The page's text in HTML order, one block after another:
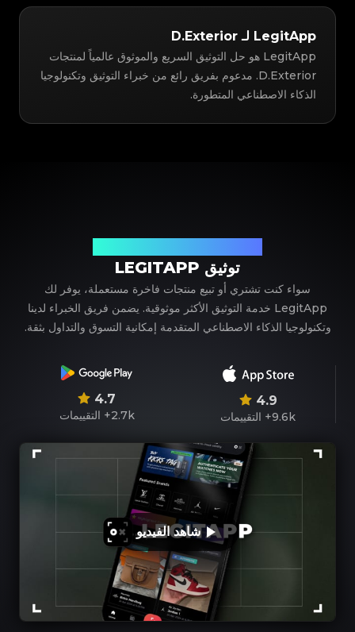
LegitApp لـ D.Exterior
LegitApp هو حل التوثيق السريع والموثوق عالمياً لمنتجات
D.Exterior. مدعوم بفريق رائع من خبراء التوثيق وتكنولوجيا
الذكاء الاصطناعي المتطورة.
توثيق LEGITAPP
سواء كنت تشتري أو تبيع منتجات فاخرة مستعملة، يوفر لك
LegitApp خدمة التوثيق الأكثر موثوقية. يضمن فريق الخبراء لدينا
وتكنولوجيا الذكاء الاصطناعي المتقدمة إمكانية التسوق والتداول بثقة.
4.9
9.6k+ التقييمات
4.7
2.7k+ التقييمات
شاهد الفيديو